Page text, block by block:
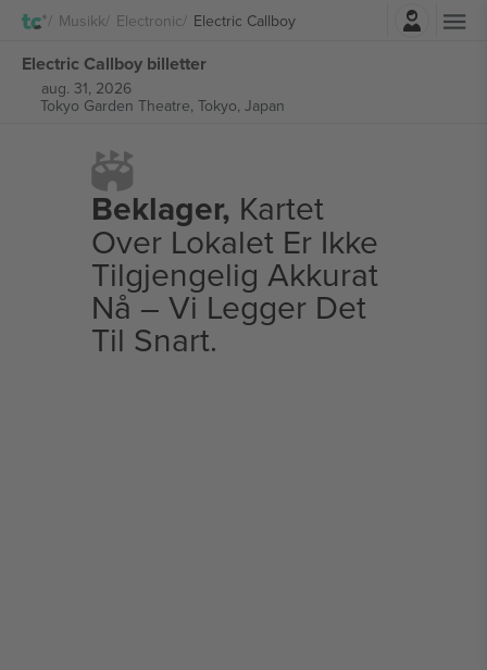
Musikk Electronic Electric CallboyLogg Inn
Electric Callboy billetter
aug. 31, 2026
Tokyo Garden Theatre, Tokyo, Japan
Beklager, Kartet
Over Lokalet Er Ikke
Tilgjengelig Akkurat
Nå – Vi Legger Det
Til Snart.